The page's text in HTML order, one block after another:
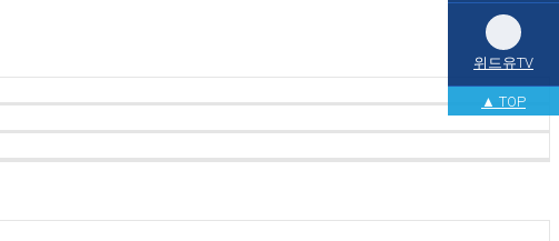
위드유TV
▲ TOP